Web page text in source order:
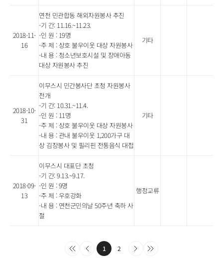
2018-11-
16
연천 민관합동 해외자원봉사 추진
-기 간: 11.16.~11.23.
-인 원 : 19명
-주 제 : 상호 불우이웃 대상 자원봉사
-내 용 : 청소년보호시설 및 장애아동
대상 자원봉사 추진
기타
2018-10-
31
이무스시 민간봉사단 초청 자원봉사
전개
-기 간: 10.31.~11.4.
-인 원 : 11명
-주 제 : 상호 불우이웃 대상 자원봉사
-내 용 : 관내 불우이웃 1,200가구 대
상 김장봉사 및 필리핀 전통음식 대접
기타
2018-09-
13
이무스시 대표단 초청
-기 간: 9.13.~9.17.
-인 원 : 9명
-주 제 : 우호강화
-내 용 : 연천군민의날 50주년 축하 사
절
행정교류
1 2